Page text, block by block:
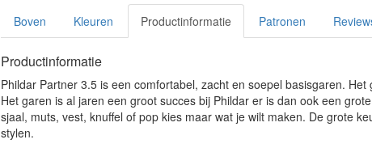
Boven Kleuren Productinformatie Patronen
Productinformatie
Phildar Partner 3.5 is een comfortabel, zacht en soepel basisgaren.
Het garen is al jaren een groot succes bij Phildar er is dan ook een
sjaal, muts, vest, knuffel of pop kies maar wat je wilt maken. De grote
stylen.